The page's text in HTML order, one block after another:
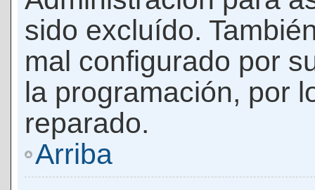
sido excluído.
mal configurado por
la programación, por
reparado.
Arriba